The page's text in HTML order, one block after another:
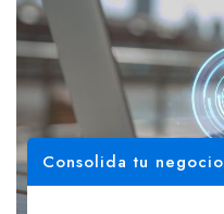
Consolida tu negocio